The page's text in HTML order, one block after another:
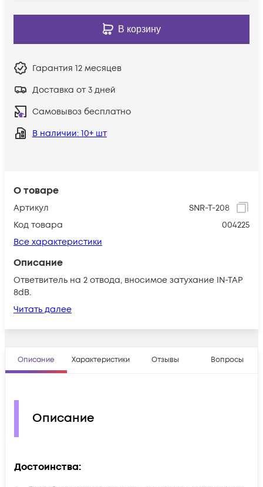
О товаре
Артикул
SNR-T-208
Код товара
004225
Все характеристики
Описание
Ответвитель на 2 отвода, вносимое затухание IN-TAP
8dB.
Читать далее
В корзину
Гарантия 12 месяцев
Доставка от 3 дней
Самовывоз бесплатно
В наличии: 10+ шт
Описание Характеристики Отзывы Вопросы
Описание
Достоинства: